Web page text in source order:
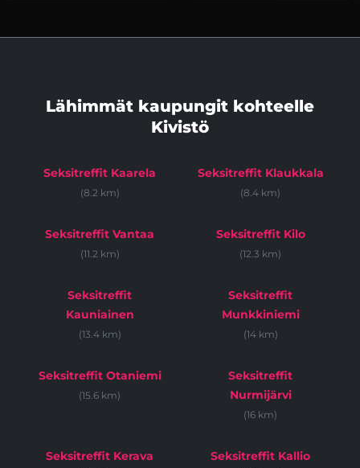
Lähimmät kaupungit kohteelle
Kivistö
Seksitreffit Kaarela
(8.2 km)
Seksitreffit Klaukkala
(8.4 km)
Seksitreffit Vantaa
(11.2 km)
Seksitreffit Kilo
(12.3 km)
Seksitreffit
Kauniainen
(13.4 km)
Seksitreffit
Munkkiniemi
(14 km)
Seksitreffit Otaniemi
(15.6 km)
Seksitreffit
Nurmijärvi
(16 km)
Seksitreffit Kerava Seksitreffit Kallio